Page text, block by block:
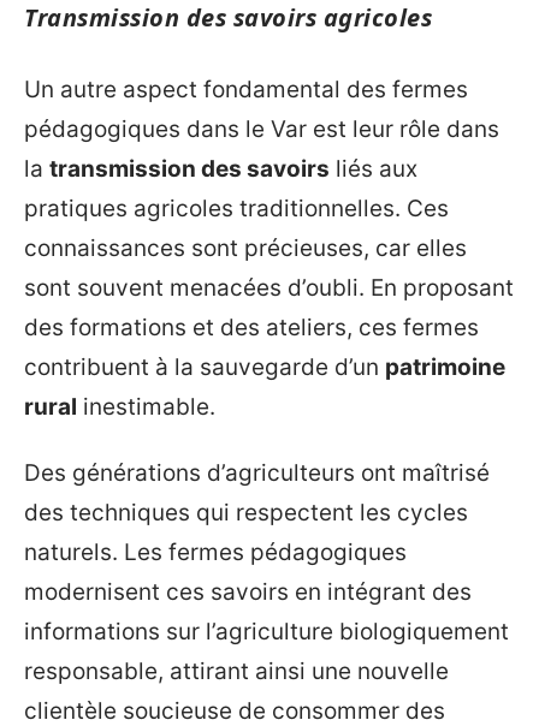
Transmission des savoirs agricoles
Un autre aspect fondamental des fermes
pédagogiques dans le Var est leur rôle dans
la transmission des savoirs liés aux
pratiques agricoles traditionnelles. Ces
connaissances sont précieuses, car elles
sont souvent menacées d’oubli. En proposant
des formations et des ateliers, ces fermes
contribuent à la sauvegarde d’un patrimoine
rural inestimable.
Des générations d’agriculteurs ont maîtrisé
des techniques qui respectent les cycles
naturels. Les fermes pédagogiques
modernisent ces savoirs en intégrant des
informations sur l’agriculture biologiquement
responsable, attirant ainsi une nouvelle
clientèle soucieuse de consommer des